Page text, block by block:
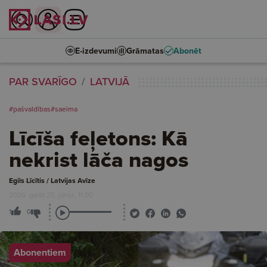
E-izdevumi Grāmatas Abonēt
PAR SVARĪGO LATVIJĀ
#pašvaldības#saeima
Līcīša feļetons: Kā
nekrist lāča nagos
Egils Līcītis / Latvijas Avīze
2026. gada 25. jūnijs, 11:00
1 0
Abonentiem